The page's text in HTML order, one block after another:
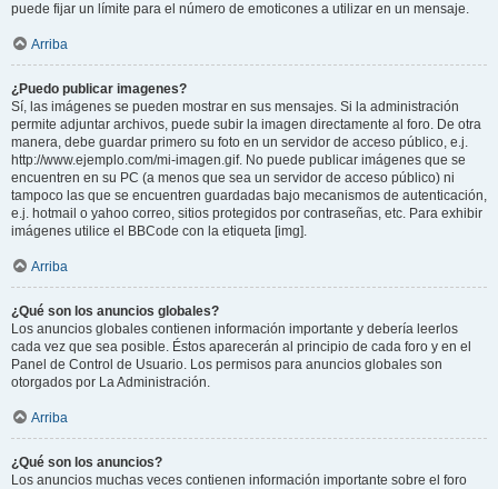
puede fijar un límite para el número de emoticones a utilizar en un mensaje.
Arriba
¿Puedo publicar imagenes?
Sí, las imágenes se pueden mostrar en sus mensajes. Si la administración
permite adjuntar archivos, puede subir la imagen directamente al foro. De otra
manera, debe guardar primero su foto en un servidor de acceso público, e.j.
http://www.ejemplo.com/mi-imagen.gif. No puede publicar imágenes que se
encuentren en su PC (a menos que sea un servidor de acceso público) ni
tampoco las que se encuentren guardadas bajo mecanismos de autenticación,
e.j. hotmail o yahoo correo, sitios protegidos por contraseñas, etc. Para exhibir
imágenes utilice el BBCode con la etiqueta [img].
Arriba
¿Qué son los anuncios globales?
Los anuncios globales contienen información importante y debería leerlos
cada vez que sea posible. Éstos aparecerán al principio de cada foro y en el
Panel de Control de Usuario. Los permisos para anuncios globales son
otorgados por La Administración.
Arriba
¿Qué son los anuncios?
Los anuncios muchas veces contienen información importante sobre el foro